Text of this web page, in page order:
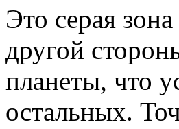
Это серая
другой
планеты, что
остальных.